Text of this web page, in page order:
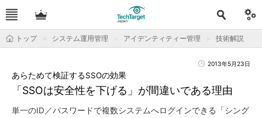
トップ システム運用管理 アイデンティティー管理 技術解説
2013年5月23日
「SSOは安全性を下げる」が間違いである理由
あらためて検証するSSOの効果
単一のID／パスワードで複数システムへログインできる「シング